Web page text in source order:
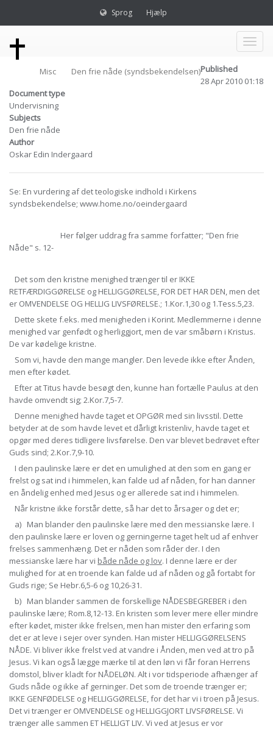
Sprog Hjælp
Toggle
Misc Den frie nåde (syndsbekendelsen)Published
28 Apr 2010 01:18
Document type
Undervisning
Subjects
Den frie nåde
Author
Oskar Edin Indergaard
Se: En vurdering af det teologiske indhold i Kirkens
syndsbekendelse; www.home.no/oeindergaard
Her følger uddrag fra samme forfatter; "Den frie
Nåde" s. 12-
Det som den kristne menighed trænger til er IKKE
RETFÆRDIGGØRELSE og HELLIGGØRELSE, FOR DET HAR DEN, men det
er OMVENDELSE OG HELLIG LIVSFØRELSE.; 1.Kor.1,30 og 1.Tess.5,23.
Dette skete f.eks. med menigheden i Korint. Medlemmerne i denne
menighed var genfødt og herliggjort, men de var småbørn i Kristus.
De var kødelige kristne.
Som vi, havde den mange mangler. Den levede ikke efter Ånden,
men efter kødet.
Efter at Titus havde besøgt den, kunne han fortælle Paulus at den
havde omvendt sig; 2.Kor.7,5-7.
Denne menighed havde taget et OPGØR med sin livsstil. Dette
betyder at de som havde levet et dårligt kristenliv, havde taget et
opgør med deres tidligere livsførelse. Den var blevet bedrøvet efter
Guds sind; 2.Kor.7,9-10.
I den paulinske lære er det en umulighed at den som en gang er
frelst og sat ind i himmelen, kan falde ud af nåden, for han danner
en åndelig enhed med Jesus og er allerede sat ind i himmelen.
Når kristne ikke forstår dette, så har det to årsager og det er;
a) Man blander den paulinske lære med den messianske lære. I
den paulinske lære er loven og gerningerne taget helt ud af enhver
frelses sammenhæng. Det er nåden som råder der. I den
messianske lære har vi både nåde og lov. I denne lære er der
mulighed for at en troende kan falde ud af nåden og gå fortabt for
Guds rige; Se Hebr.6,5-6 og 10,26-31.
b) Man blander sammen de forskellige NÅDESBEGREBER i den
paulinske lære; Rom.8,12-13. En kristen som lever mere eller mindre
efter kødet, mister ikke frelsen, men han mister den erfaring som
det er at leve i sejer over synden. Han mister HELLIGGØRELSENS
NÅDE. Vi bliver ikke frelst ved at vandre i Ånden, men ved at tro på
Jesus. Vi kan også lægge mærke til at den løn vi får foran Herrens
domstol, bliver kladt for NÅDELØN. Alt i vor tidsperiode afhænger af
Guds nåde og ikke af gerninger. Det som de troende trænger er;
IKKE GENFØDELSE og HELLIGGØRELSE, for det har vi i troen på Jesus.
Det vi trænger er OMVENDELSE og HELLIGGJORT LIVSFØRELSE. Vi
trænger alle sammen ET HELLIGT LIV. Vi ved at Jesus er vor